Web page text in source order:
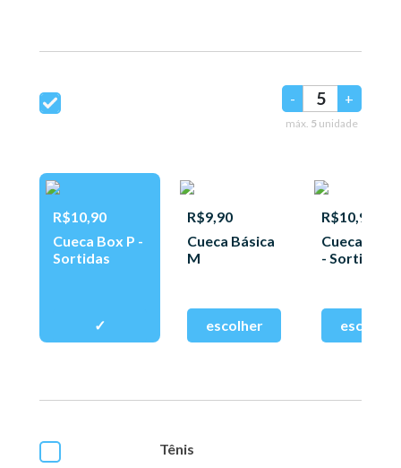
- +
máx. 5 unidade
R$10,90
Cueca Box P -
Sortidas
R$9,90
Cueca Básica
M
R$10,90
Cueca Box
- Sortidas
Tênis